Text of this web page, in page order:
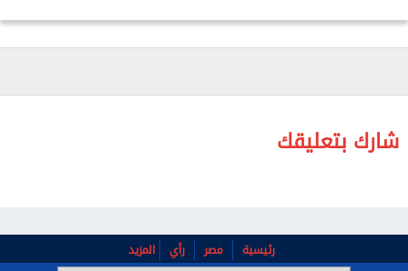
نهائيًا، وواصل تأهبه في جميع المراكز اللوجستية،
وجهوده المتواصلة لإدخال المساعدات الإنسانية والإغاثية
شارك بتعليقك
رئيسية مصر رأي المزيد